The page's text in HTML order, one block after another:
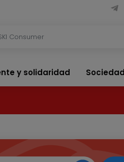
y solidaridad